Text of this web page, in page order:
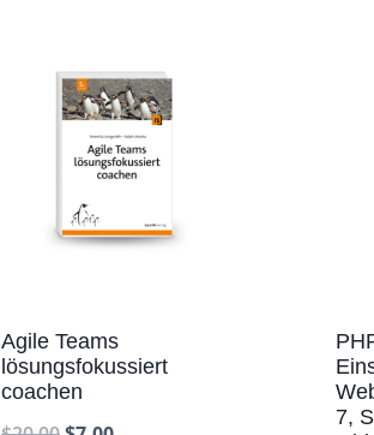
Agile Teams
lösungsfokussiert
coachen
7,